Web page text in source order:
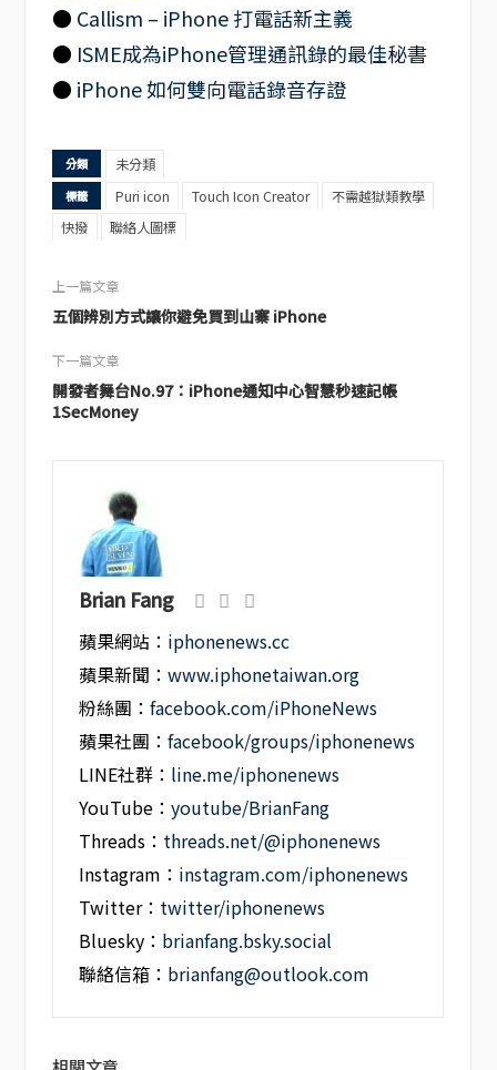
● Callism – iPhone 打電話新主義
● ISME成為iPhone管理通訊錄的最佳秘書
● iPhone 如何雙向電話錄音存證
分類 未分類
標籤 Puri icon Touch Icon Creator
不需越獄類教學
快撥
聯絡人圖標
上一篇文章
五個辨別方式讓你避免買到山寨 iPhone
下一篇文章
開發者舞台No.97：iPhone通知中心智慧秒速記帳
1SecMoney
Brian Fang
蘋果網站： iphonenews.cc
蘋果新聞：www.iphonetaiwan.org
粉絲團：facebook.com/iPhoneNews
蘋果社團：facebook/groups/iphonenews
LINE社群： line.me/iphonenews
YouTube：youtube/BrianFang
Threads： threads.net/@iphonenews
Instagram： instagram.com/iphonenews
Twitter： twitter/iphonenews
Bluesky： brianfang.bsky.social
聯絡信箱： brianfang@outlook.com